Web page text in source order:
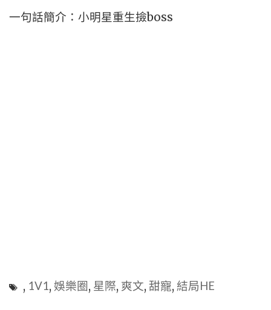
一句話簡介：小明星重生撿boss
, 1V1, 娛樂圈, 星際, 爽文, 甜寵, 結局HE